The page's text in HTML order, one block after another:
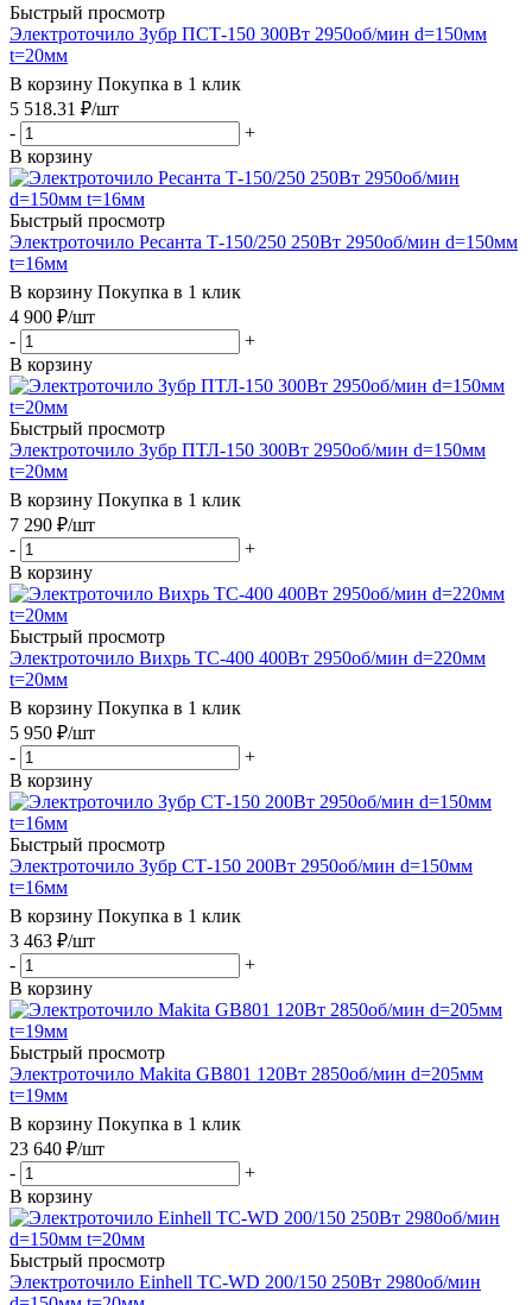
Быстрый просмотр
Электроточило Зубр ПСТ-150 300Вт 2950об/мин d=150мм
t=20мм
В корзину Покупка в 1 клик
5 518.31 ₽/шт
-
+
В корзину
Быстрый просмотр
Электроточило Ресанта Т-150/250 250Вт 2950об/мин d=150мм
t=16мм
В корзину Покупка в 1 клик
4 900 ₽/шт
-
+
В корзину
Быстрый просмотр
Электроточило Зубр ПТЛ-150 300Вт 2950об/мин d=150мм
t=20мм
В корзину Покупка в 1 клик
7 290 ₽/шт
-
+
В корзину
Быстрый просмотр
Электроточило Вихрь ТС-400 400Вт 2950об/мин d=220мм
t=20мм
В корзину Покупка в 1 клик
5 950 ₽/шт
-
+
В корзину
Быстрый просмотр
Электроточило Зубр СТ-150 200Вт 2950об/мин d=150мм
t=16мм
В корзину Покупка в 1 клик
3 463 ₽/шт
-
+
В корзину
Быстрый просмотр
Электроточило Makita GB801 120Вт 2850об/мин d=205мм
t=19мм
В корзину Покупка в 1 клик
23 640 ₽/шт
-
+
В корзину
Быстрый просмотр
Электроточило Einhell TC-WD 200/150 250Вт 2980об/мин